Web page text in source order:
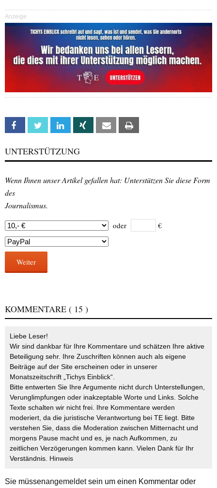
Anzeige
Facebook Twitter Linkedin Xing Email
UNTERSTÜTZUNG
Wenn Ihnen unser Artikel gefallen hat: Unterstützen Sie diese Form
des
Journalismus.
oder €
Weiter
KOMMENTARE ( 15 )
Liebe Leser!
Wir sind dankbar für Ihre Kommentare und schätzen Ihre aktive
Beteiligung sehr. Ihre Zuschriften können auch als eigene
Beiträge auf der Site erscheinen oder in unserer
Monatszeitschrift „Tichys Einblick“.
Bitte entwerten Sie Ihre Argumente nicht durch Unterstellungen,
Verunglimpfungen oder inakzeptable Worte und Links. Solche
Texte schalten wir nicht frei. Ihre Kommentare werden
moderiert, da die juristische Verantwortung bei TE liegt. Bitte
verstehen Sie, dass die Moderation zwischen Mitternacht und
morgens Pause macht und es, je nach Aufkommen, zu
zeitlichen Verzögerungen kommen kann. Vielen Dank für Ihr
Verständnis. Hinweis
Sie müssenangemeldetsein um einen Kommentar oder